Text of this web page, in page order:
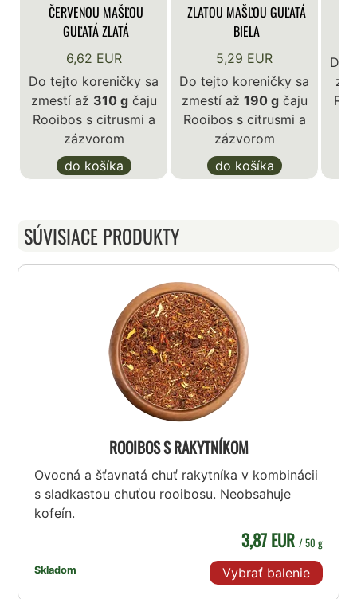
ČERVENOU MAŠĽOU
GUĽATÁ ZLATÁ
6,62 EUR
Do tejto koreničky sa
zmestí až 310 gčaju
Rooibos s citrusmi a
zázvorom
do košíka
ZLATOU MAŠĽOU GUĽATÁ
BIELA
5,29 EUR
Do tejto koreničky sa
zmestí až 190 gčaju
Rooibos s citrusmi a
zázvorom
do košíka
Do
SÚVISIACE PRODUKTY
ROOIBOS S RAKYTNÍKOM
Ovocná a šťavnatá chuť rakytníka v kombinácii
s sladkastou chuťou rooibosu. Neobsahuje
kofeín.
Skladom
3,87 EUR / 50 g
Vybrať balenie